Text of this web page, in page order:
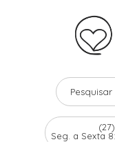
Seg. a Sexta